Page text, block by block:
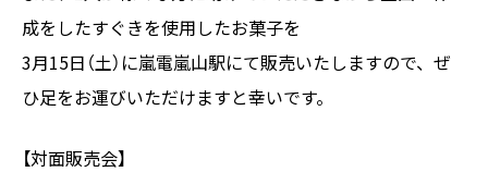
成をしたすぐきを使用したお菓子を
3月15日（土）に嵐電嵐山駅にて販売いたしますので、ぜ
ひ足をお運びいただけますと幸いです。
【対面販売会】